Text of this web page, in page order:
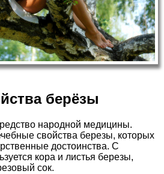
берёзы
народной медицины.
свойства березы, которых
достоинства. С
кора и листья березы,
сок.